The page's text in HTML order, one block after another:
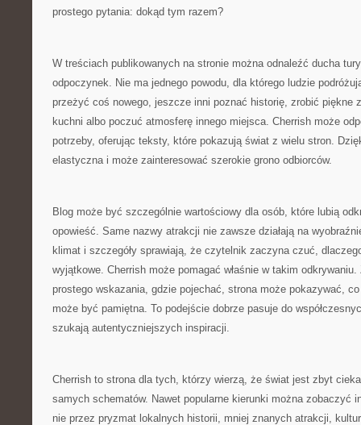
prostego pytania: dokąd tym razem?
W treściach publikowanych na stronie można odnaleźć ducha
odpoczynek. Nie ma jednego powodu, dla którego ludzie
przeżyć coś nowego, jeszcze inni poznać historię, zrobić piękne
kuchni albo poczuć atmosferę innego miejsca. Cherrish może
potrzeby, oferując teksty, które pokazują świat z wielu stron.
elastyczna i może zainteresować szerokie grono odbiorców.
Blog może być szczególnie wartościowy dla osób, które lubią
opowieść. Same nazwy atrakcji nie zawsze działają na
klimat i szczegóły sprawiają, że czytelnik zaczyna czuć,
wyjątkowe. Cherrish może pomagać właśnie w takim
prostego wskazania, gdzie pojechać, strona może pokazywać,
może być pamiętna. To podejście dobrze pasuje do
szukają autentyczniejszych inspiracji.
Cherrish to strona dla tych, którzy wierzą, że świat jest zbyt
samych schematów. Nawet popularne kierunki można zobaczyć
nie przez pryzmat lokalnych historii, mniej znanych atrakcji,